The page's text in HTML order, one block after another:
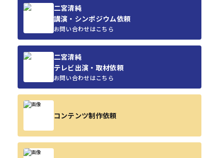
二宮清純
講演・シンポジウム依頼
お問い合わせはこちら
二宮清純
テレビ出演・取材依頼
お問い合わせはこちら
コンテンツ制作依頼